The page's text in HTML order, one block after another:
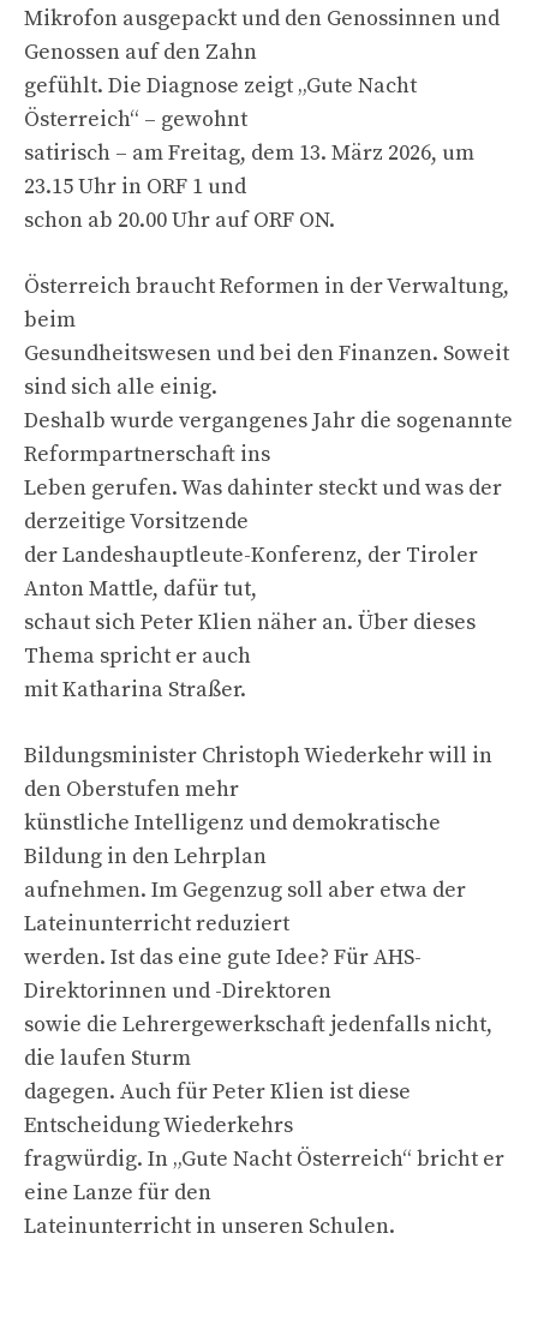
Mikrofon ausgepackt und den Genossinnen und
Genossen auf den Zahn
gefühlt. Die Diagnose zeigt „Gute Nacht
Österreich“ – gewohnt
satirisch – am Freitag, dem 13. März 2026, um
23.15 Uhr in ORF 1 und
schon ab 20.00 Uhr auf ORF ON.
Österreich braucht Reformen in der Verwaltung,
beim
Gesundheitswesen und bei den Finanzen. Soweit
sind sich alle einig.
Deshalb wurde vergangenes Jahr die sogenannte
Reformpartnerschaft ins
Leben gerufen. Was dahinter steckt und was der
derzeitige Vorsitzende
der Landeshauptleute-Konferenz, der Tiroler
Anton Mattle, dafür tut,
schaut sich Peter Klien näher an. Über dieses
Thema spricht er auch
mit Katharina Straßer.
Bildungsminister Christoph Wiederkehr will in
den Oberstufen mehr
künstliche Intelligenz und demokratische
Bildung in den Lehrplan
aufnehmen. Im Gegenzug soll aber etwa der
Lateinunterricht reduziert
werden. Ist das eine gute Idee? Für AHS-
Direktorinnen und -Direktoren
sowie die Lehrergewerkschaft jedenfalls nicht,
die laufen Sturm
dagegen. Auch für Peter Klien ist diese
Entscheidung Wiederkehrs
fragwürdig. In „Gute Nacht Österreich“ bricht er
eine Lanze für den
Lateinunterricht in unseren Schulen.